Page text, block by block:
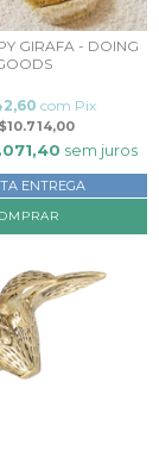
GIRAFA - DOING
com Pix
sem juros
ENTREGA